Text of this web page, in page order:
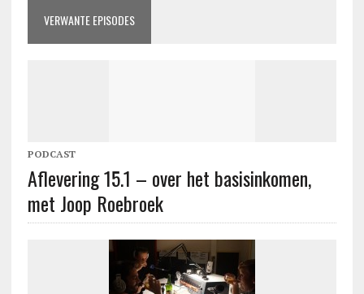
VERWANTE EPISODES
PODCAST
Aflevering 15.1 – over het basisinkomen,
met Joop Roebroek